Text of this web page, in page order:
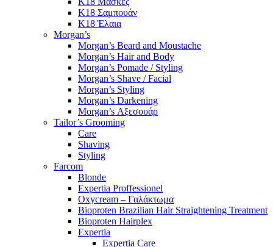
K18 Σαμπουάν
K18 Έλαια
Morgan’s
Morgan’s Beard and Moustache
Morgan’s Hair and Body
Morgan’s Pomade / Styling
Morgan’s Shave / Facial
Morgan’s Styling
Morgan’s Darkening
Morgan’s Αξεσουάρ
Tailor’s Grooming
Care
Shaving
Styling
Farcom
Blonde
Expertia Proffessionel
Oxycream – Γαλάκτωμα
Bioproten Brazilian Hair Straightening Treatment
Bioproten Hairplex
Expertia
Expertia Care